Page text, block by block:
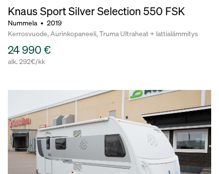
Knaus Sport Silver Selection 550 FSK
Nummela • 2019
Kerrosvuode, Aurinkopaneeli, Truma Ultraheat + lattialämmitys
24 990 €
alk. 292€/kk